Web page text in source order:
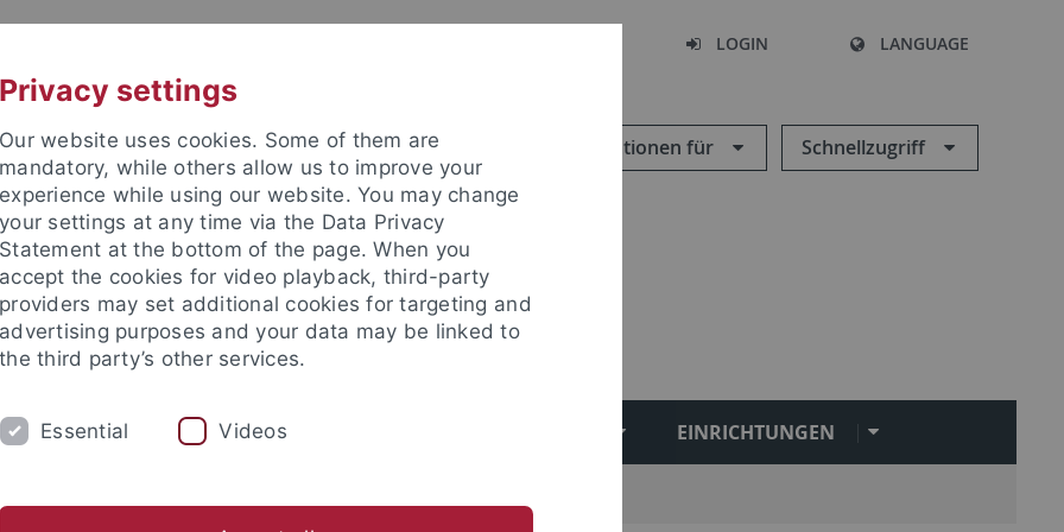
LOGIN LANGUAGE
Informationen für Schnellzugriff
ARBEITSGRUPPEN EINRICHTUNGEN
Privacy settings
Our website uses cookies. Some of them are
mandatory, while others allow us to improve your
experience while using our website. You may change
your settings at any time via the Data Privacy
Statement at the bottom of the page. When you
accept the cookies for video playback, third-party
providers may set additional cookies for targeting and
advertising purposes and your data may be linked to
the third party’s other services.
Essential Videos